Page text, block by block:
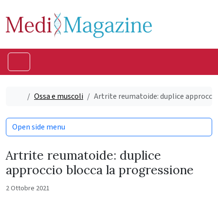
Home
Ossa e muscoli Artrite reumatoide: duplice
Artrite reumatoide: duplice
approccio blocca la progressione
2 Ottobre 2021
Open side menu